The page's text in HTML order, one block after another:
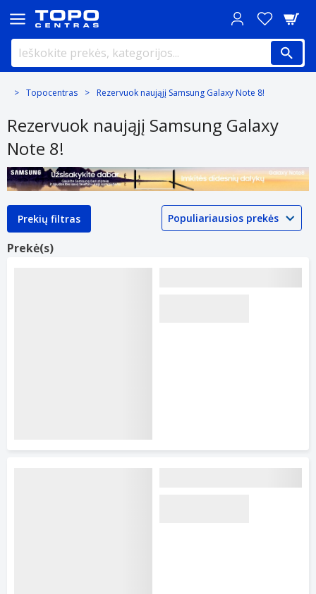
Topocentras Rezervuok naująjį Samsung Galaxy Note 8!
Rezervuok naująjį Samsung Galaxy
Note 8!
Prekių filtras
Prekė(s)